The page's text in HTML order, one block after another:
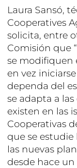
Laura Sansó,
Cooperatives
solicita, entre
Comisión que
se modifiquen
en vez
dependa del
se adapta a
existen en las
Cooperativas
que se
las nuevas
desde hace